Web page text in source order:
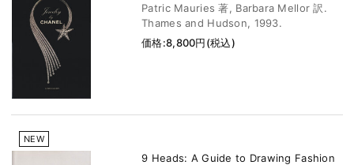
Patric Mauries 著, Barbara Mellor 訳.
Thames and Hudson, 1993.
価格:8,800円(税込)
NEW
9 Heads: A Guide to Drawing Fashion